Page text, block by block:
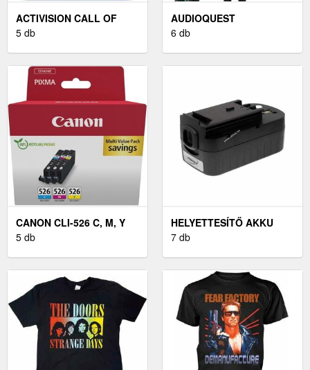
ACTIVISION CALL OF
DUTY BLACK OPS 4 (PS4)
5 db
AUDIOQUEST
EVERGREEN 5 M ZÖLD
6 db
CANON CLI-526 C, M, Y
MULTIPACK (EREDETI)
5 db
HELYETTESÍTŐ AKKU
BLACK & DECKER
7 db